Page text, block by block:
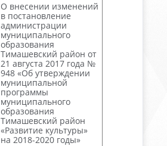
О внесении изменений
в постановление
администрации
муниципального
образования
Тимашевский район от
21 августа 2017 года №
948 «Об утверждении
муниципальной
программы
муниципального
образования
Тимашевский район
«Развитие культуры»
на 2018-2020 годы»